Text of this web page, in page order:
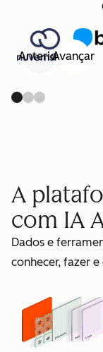
AnteriorAvançar
A
com IA
Dados e
conhecer, fazer